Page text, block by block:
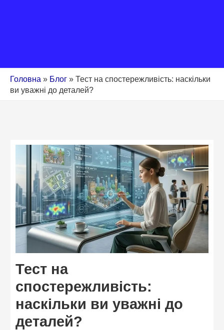
Головна » Блог » Тест на спостережливість: наскільки
ви уважні до деталей?
Тест на
спостережливість:
наскільки ви уважні до
деталей?